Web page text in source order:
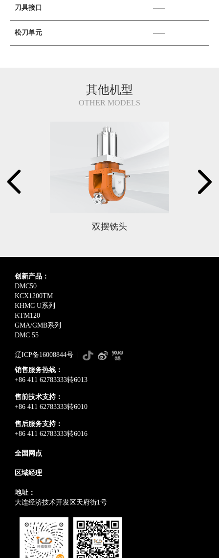
刀具接口 ——
松刀单元 ——
其他机型
OTHER MODELS
双摆铣头
创新产品：
DMC50
KCX1200TM
KHMC U系列
KTM120
GMA/GMB系列
DMC 55
辽ICP备16008844号
销售服务热线：
+86 411 62783333转6013
售前技术支持：
+86 411 62783333转6010
售后服务支持：
+86 411 62783333转6016
全国网点
区域经理
地址：
大连经济技术开发区天府街1号